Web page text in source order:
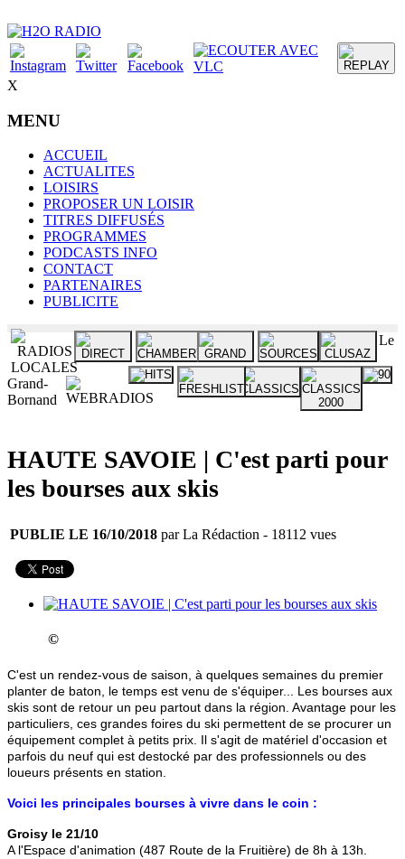
X
MENU
ACCUEIL
ACTUALITES
LOISIRS
PROPOSER UN LOISIR
TITRES DIFFUSÉS
PROGRAMMES
PODCASTS INFO
CONTACT
PARTENAIRES
PUBLICITE
Le
Grand-
Bornand
HAUTE SAVOIE | C'est parti pour
les bourses aux skis
PUBLIE LE 16/10/2018 par La Rédaction - 18112 vues
©
C'est un rendez-vous de saison, à quelques semaines du premier
planter de baton, le temps est venu de s'équiper... Les bourses aux
skis sont de retour un peu partout dans la région. Avantage pour les
particuliers, ces grandes foires du ski permettent de se procurer un
équipement complet à petits prix. Il s'agit de matériel d'occasion et
parfois du neuf qui est destocké par des professionnels ou des
loueurs présents en station.
Voici les principales bourses à vivre dans le coin :
Groisy le 21/10
A l'Espace d'animation (487 Route de la Fruitière) de 8h à 13h.